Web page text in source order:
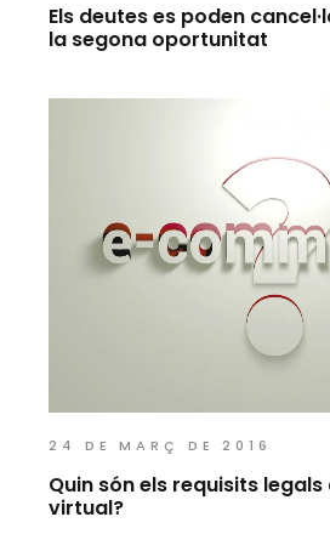
Els deutes es poden
la segona oportunitat
24 DE MARÇ DE 2016
Quin són els requisits legals
virtual?